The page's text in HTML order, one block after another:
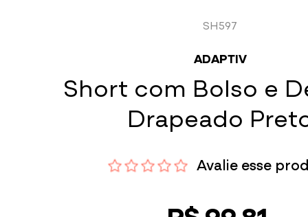
SH597
ADAPTIV
Short com Bolso e
Drapeado
Avalie esse